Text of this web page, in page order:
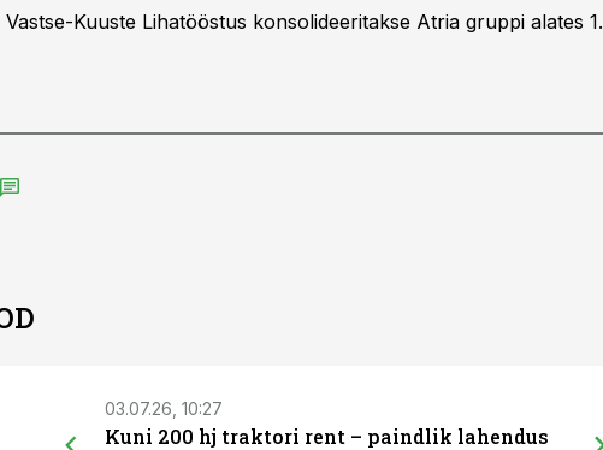
Kuuste Lihatööstus konsolideeritakse Atria gruppi alates 1.
03.07.26, 10:27
Kuni 200 hj traktori rent – paindlik lahendus